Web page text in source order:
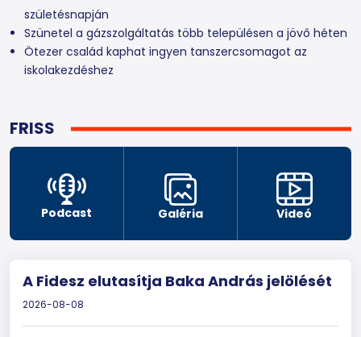
FRISS
Podcast Galéria Videó
A Fidesz elutasítja Baka András jelölését
2026-08-08
születésnapján
Szünetel a gázszolgáltatás több településen a jövő héten
Ötezer család kaphat ingyen tanszercsomagot az
iskolakezdéshez